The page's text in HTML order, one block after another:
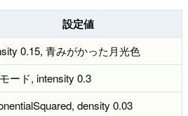
設定値
0.15, 青みがかった月光色
ード, intensity 0.3
density 0.03